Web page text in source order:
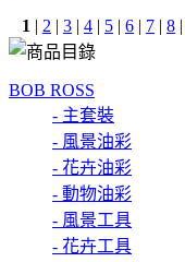
1 | 2 | 3 | 4 | 5 | 6 | 7 | 8 |
BOB ROSS
- 主套裝
- 風景油彩
- 花卉油彩
- 動物油彩
- 風景工具
- 花卉工具